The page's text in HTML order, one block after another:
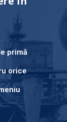
primă
orice